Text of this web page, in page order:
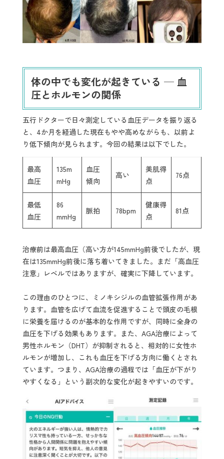
体の中でも変化が起きている ─ 血
圧とホルモンの関係
五行ドクターで日々測定している血圧データを振り返る
と、4か月を経過した現在もやや高めながらも、以前よ
り低下傾向が見られます。今回の結果は以下でした。
最高
血圧
135m
mHg
血圧
傾向
高い
美肌得
点
76点
最低
血圧
86
mmHg
脈拍 78bpm
健康得
点
81点
治療前は最高血圧（高い方が145mmHg前後でしたが、現
在は135mmHg前後に落ち着いてきました。まだ「高血圧
注意」レベルではありますが、確実に下降しています。
この理由のひとつに、ミノキシジルの血管拡張作用があ
ります。血管を広げて血流を促進することで頭皮の毛根
に栄養を届けるのが基本的な作用ですが、同時に全身の
血圧を下げる効果もあります。また、AGA治療によって
男性ホルモン（DHT）が抑制されると、相対的に女性ホ
ルモンが増加し、これも血圧を下げる方向に働くとされ
ています。つまり、AGA治療の過程では「血圧が下がり
やすくなる」という副次的な変化が起きやすいのです。